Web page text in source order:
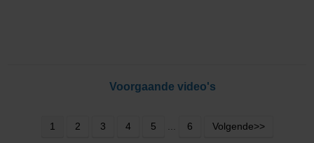
Voorgaande video's
1 2 3 4 5 ... 6 Volgende>>